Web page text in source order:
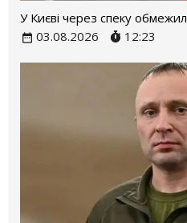
У Києві через спеку
03.08.2026
12:23